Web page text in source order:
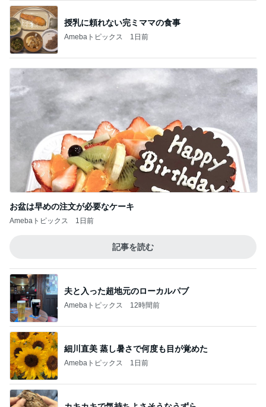
平野ノラ ポイントで得したカフェラテ
Amebaトピックス
高ポイント狙いで買った購入リスト
Amebaトピックス 1日前
ジャンル人気記事ランキング
ラジコン・プラモデル
ZEROリアハブキャリア
TOPLINE もりたんの我が道を行く！
2
る
G-WORKSオフィシャルブログ
3
勘を取り戻すブリ活
友達の輪。